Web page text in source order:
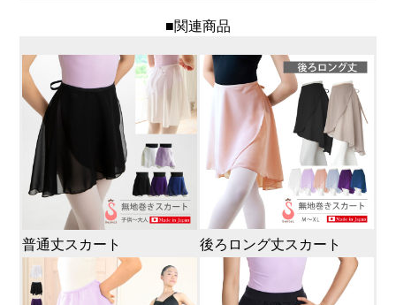
■関連商品
普通丈スカート 後ろロング丈スカート